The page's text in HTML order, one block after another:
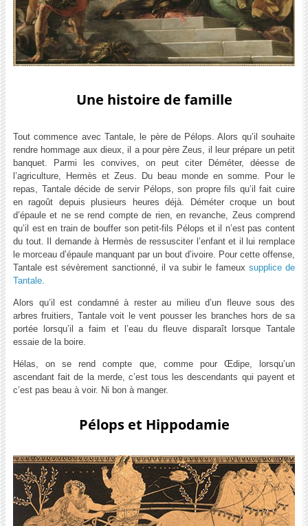
Une histoire de famille
Tout commence avec Tantale, le père de Pélops. Alors qu’il souhaite
rendre hommage aux dieux, il a pour père Zeus, il leur prépare un petit
banquet. Parmi les convives, on peut citer Déméter, déesse de
l’agriculture, Hermès et Zeus. Du beau monde en somme. Pour le
repas, Tantale décide de servir Pélops, son propre fils qu’il fait cuire
en ragoût depuis plusieurs heures déjà. Déméter croque un bout
d’épaule et ne se rend compte de rien, en revanche, Zeus comprend
qu’il est en train de bouffer son petit-fils Pélops et il n’est pas content
du tout. Il demande à Hermès de ressusciter l’enfant et il lui remplace
le morceau d’épaule manquant par un bout d’ivoire. Pour cette offense,
Tantale est sévèrement sanctionné, il va subir le fameux supplice de
Tantale.
Alors qu’il est condamné à rester au milieu d’un fleuve sous des
arbres fruitiers, Tantale voit le vent pousser les branches hors de sa
portée lorsqu’il a faim et l’eau du fleuve disparaît lorsque Tantale
essaie de la boire.
Hélas, on se rend compte que, comme pour Œdipe, lorsqu’un
ascendant fait de la merde, c’est tous les descendants qui payent et
c’est pas beau à voir. Ni bon à manger.
Pélops et Hippodamie